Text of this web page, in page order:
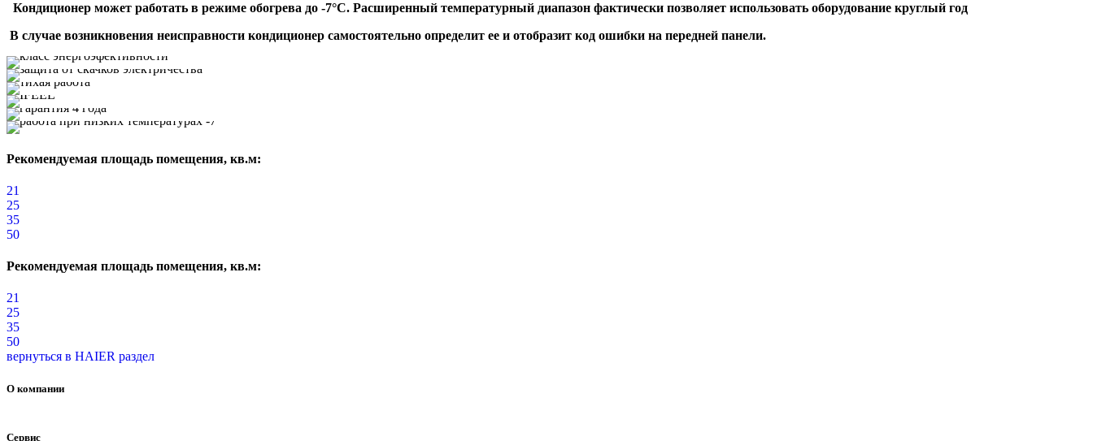
Кондиционер может работать в режиме обогрева до -7°C. Расширенный температурный диапазон фактически позволяет использовать оборудование круглый год
В случае возникновения неисправности кондиционер самостоятельно определит ее и отобразит код ошибки на передней панели.
Рекомендуемая площадь помещения, кв.м:
21
25
35
50
Рекомендуемая площадь помещения, кв.м:
21
25
35
50
вернуться в HAIER раздел
О компании
Сервис